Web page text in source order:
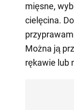
mięsne,
cielęcina.
Można ją
rękawie lub